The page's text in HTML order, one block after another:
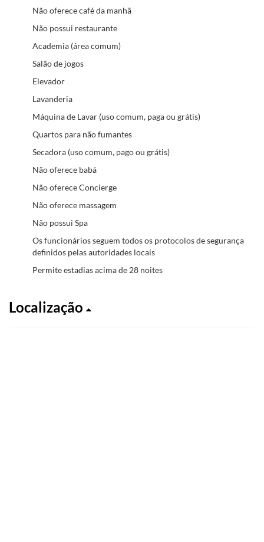
Não oferece café da manhã
Não possui restaurante
Academia (área comum)
Salão de jogos
Elevador
Lavanderia
Máquina de Lavar (uso comum, paga ou grátis)
Quartos para não fumantes
Secadora (uso comum, pago ou grátis)
Não oferece babá
Não oferece Concierge
Não oferece massagem
Não possui Spa
Os funcionários seguem todos os protocolos de segurança
definidos pelas autoridades locais
Permite estadias acima de 28 noites
Localização